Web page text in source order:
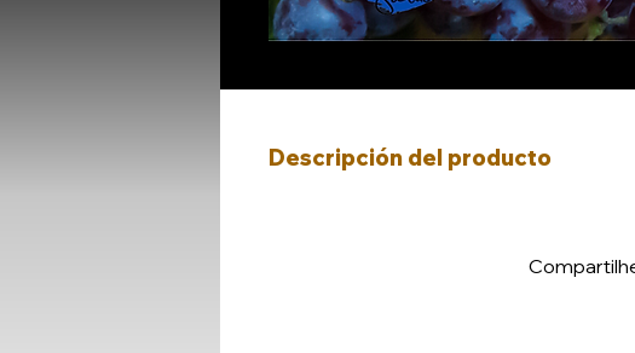
Descripción del producto
Estimado entusiasta de la salud y la
¿Sabías que las uvas no solo son
recurso indispensable para descubrir
: Aprende cómo